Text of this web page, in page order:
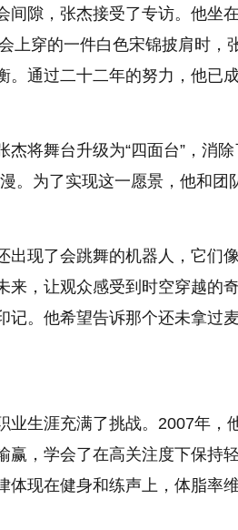
间隙，张杰接受了专访。他坐
上穿的一件白色宋锦披肩时，
。通过二十二年的努力，他已
杰将舞台升级为“四面台”，消
。为了实现这一愿景，他和团
出现了会跳舞的机器人，它们
来，让观众感受到时空穿越的
记。他希望告诉那个还未拿过
业生涯充满了挑战。2007年，
赢，学会了在高关注度下保持
体现在健身和练声上，体脂率